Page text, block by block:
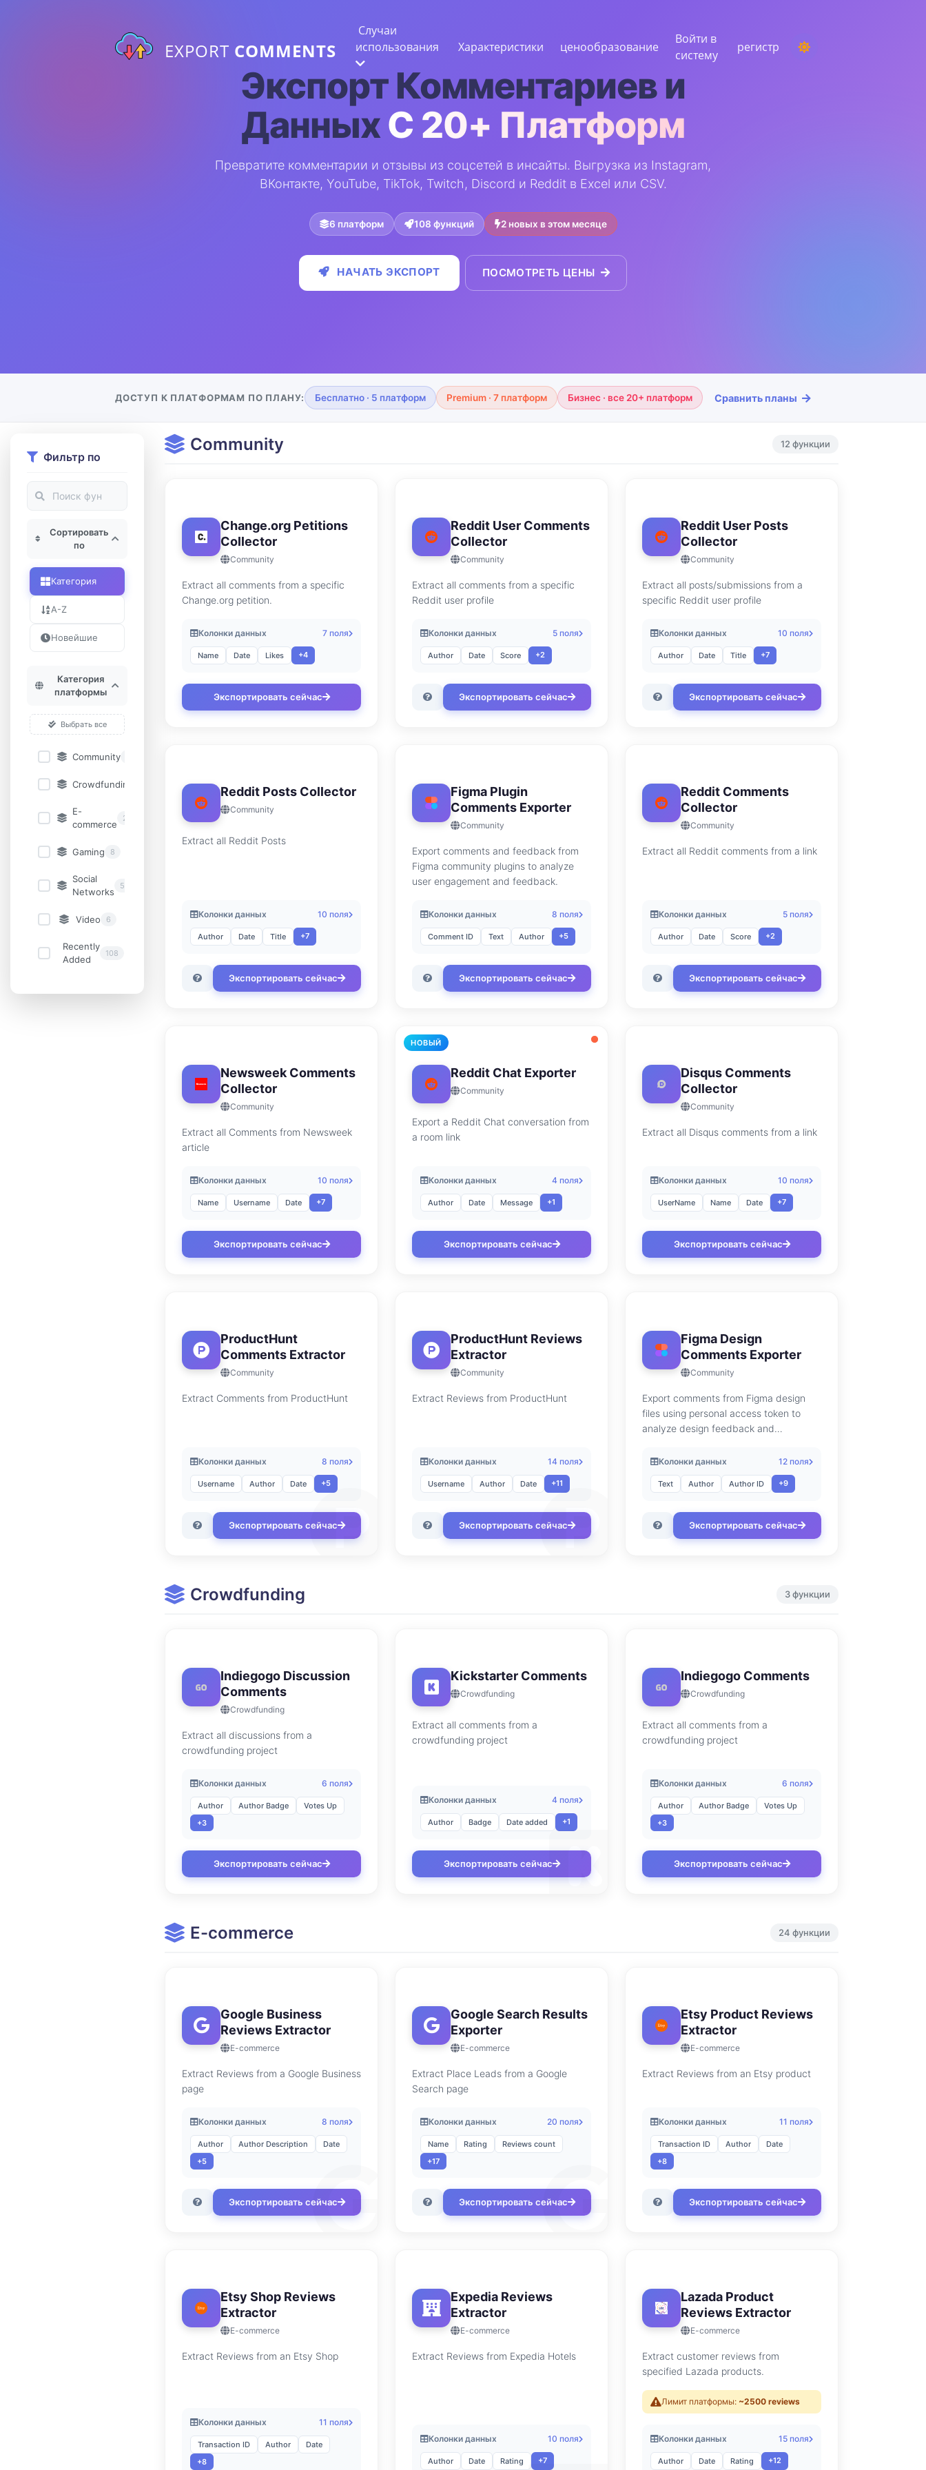
EXPORT COMMENTS
Случаи
использования
ИЗВЛЕЧЕНИЕ ВЕБ-ДАННЫХ
Собирайте самые точные данные Выбор случайного победителя из
АНАЛИЗ НАСТРОЕНИЙ
Проведите анализ настроений в
СЛУШАНИЕ И ИНТЕЛЛЕКТ
Характеристики ценообразование
Войти в
систему
регистр
Экспорт Комментариев и
ДанныхС 20+ Платформ
Превратите комментарии и отзывы из соцсетей в инсайты. Выгрузка из Instagram,
ВКонтакте, YouTube, TikTok, Twitch, Discord и Reddit в Excel или CSV.
6 платформ 108 функций 2 новых в этом месяце
НАЧАТЬ ЭКСПОРТ ПОСМОТРЕТЬ ЦЕНЫ
ДОСТУП К ПЛАТФОРМАМ ПО ПЛАНУ: Бесплатно · 5 платформ Premium · 7 платформ Бизнес · все 20+ платформ Сравнить планы
Фильтр по
Сортировать
по
Категория
A-Z
Новейшие
Категория
платформы
Выбрать все
Community
Crowdfunding
E-
commerce
24
Gaming 8
Social
Networks
55
Video 6
Recently
Added
108
Community 12 функции
Change.org Petitions
Collector
Community
Extract all comments from a specific
Change.org petition.
Колонки данных 7 поля
Name Date Likes +4
Экспортировать сейчас
Reddit User Comments
Collector
Community
Extract all comments from a specific
Reddit user profile
Колонки данных 5 поля
Author Date Score +2
Экспортировать сейчас
Reddit User Posts
Collector
Community
Extract all posts/submissions from a
specific Reddit user profile
Колонки данных 10 поля
Author Date Title +7
Экспортировать сейчас
Reddit Posts Collector
Community
Extract all Reddit Posts
Колонки данных 10 поля
Author Date Title +7
Экспортировать сейчас
Figma Plugin
Comments Exporter
Community
Export comments and feedback from
Figma community plugins to analyze
user engagement and feedback.
Колонки данных 8 поля
Comment ID Text Author +5
Экспортировать сейчас
Reddit Comments
Collector
Community
Extract all Reddit comments from a link
Колонки данных 5 поля
Author Date Score +2
Экспортировать сейчас
Newsweek Comments
Collector
Community
Extract all Comments from Newsweek
article
Колонки данных 10 поля
Name Username Date +7
Экспортировать сейчас
НОВЫЙ
Reddit Chat Exporter
Community
Export a Reddit Chat conversation from
a room link
Колонки данных 4 поля
Author Date Message +1
Экспортировать сейчас
Disqus Comments
Collector
Community
Extract all Disqus comments from a link
Колонки данных 10 поля
UserName Name Date +7
Экспортировать сейчас
ProductHunt
Comments Extractor
Community
Extract Comments from ProductHunt
Колонки данных 8 поля
Username Author Date +5
Экспортировать сейчас
ProductHunt Reviews
Extractor
Community
Extract Reviews from ProductHunt
Колонки данных 14 поля
Username Author Date +11
Экспортировать сейчас
Figma Design
Comments Exporter
Community
Export comments from Figma design
files using personal access token to
analyze design feedback and
Колонки данных 12 поля
Text Author Author ID +9
Экспортировать сейчас
Crowdfunding 3 функции
Indiegogo Discussion
Comments
Crowdfunding
Extract all discussions from a
crowdfunding project
Колонки данных 6 поля
Author Author Badge
Votes Up
+3
Экспортировать сейчас
Kickstarter Comments
Crowdfunding
Extract all comments from a
crowdfunding project
Колонки данных 4 поля
Author Badge Date added +1
Экспортировать сейчас
Indiegogo Comments
Crowdfunding
Extract all comments from a
crowdfunding project
Колонки данных 6 поля
Author Author Badge
Votes Up
+3
Экспортировать сейчас
E-commerce 24 функции
Google Business
Reviews Extractor
E-commerce
Extract Reviews from a Google Business
page
Колонки данных 8 поля
Author Author Description
Date
+5
Экспортировать сейчас
Google Search Results
Exporter
E-commerce
Extract Place Leads from a Google
Search page
Колонки данных 20 поля
Name Rating
Reviews count
+17
Экспортировать сейчас
Etsy Product Reviews
Extractor
E-commerce
Extract Reviews from an Etsy product
Колонки данных 11 поля
Transaction ID Author
Date
+8
Экспортировать сейчас
Etsy Shop Reviews
Extractor
E-commerce
Extract Reviews from an Etsy Shop
Колонки данных 11 поля
Transaction ID Author
Date
+8
Expedia Reviews
Extractor
E-commerce
Extract Reviews from Expedia Hotels
Колонки данных 10 поля
Author Date Rating +7
Lazada Product
Reviews Extractor
E-commerce
Extract customer reviews from
specified Lazada products.
Лимит платформы: ~2500 reviews
Колонки данных 15 поля
Author Date Rating +12